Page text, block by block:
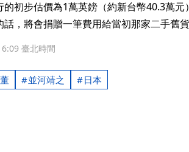
初步估價為1萬英鎊（約新台幣40.3萬
，將會捐贈一筆費用給當初那家二手舊貨
臺北時間
並河靖之 日本